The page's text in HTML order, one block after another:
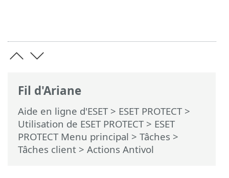
Fil d'Ariane
Aide en ligne d'ESET> ESET PROTECT>
Utilisation de ESET PROTECT> ESET
PROTECT Menu principal > Tâches >
Tâches client > Actions Antivol